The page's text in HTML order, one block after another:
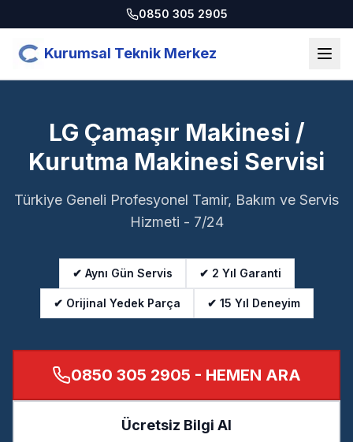
0850 305 2905
Kurumsal Teknik Merkez
LG Çamaşır Makinesi /
Kurutma Makinesi Servisi
Türkiye Geneli Profesyonel Tamir, Bakım ve Servis
Hizmeti - 7/24
✔ Aynı Gün Servis ✔ 2 Yıl Garanti
✔ Orijinal Yedek Parça ✔ 15 Yıl Deneyim
0850 305 2905 - HEMEN ARA
Ücretsiz Bilgi Al